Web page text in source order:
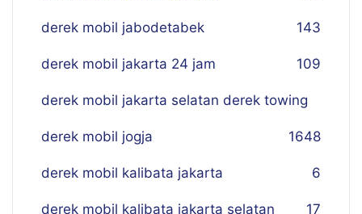
derek mobil jabodetabek 143
derek mobil jakarta 24 jam 109
derek mobil jakarta selatan derek towing
48
derek mobil jogja 16
derek mobil kalibata jakarta 6
derek mobil kalibata jakarta selatan 17